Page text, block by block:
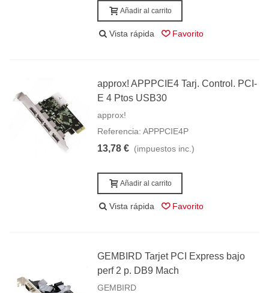
Añadir al carrito
Vista rápida Favorito
approx! APPPCIE4 Tarj. Control. PCI-
E 4 Ptos USB30
approx!
Referencia: APPPCIE4P
13,78 € (impuestos inc.)
Añadir al carrito
Vista rápida Favorito
GEMBIRD Tarjet PCI Express bajo
perf 2 p. DB9 Mach
GEMBIRD